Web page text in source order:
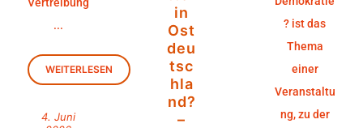
...
WEITERLESEN
4. Juni
? ist das
Thema
einer
Veranstaltu
ng, zu der
in
Ost
deu
tsc
hla
nd?
–